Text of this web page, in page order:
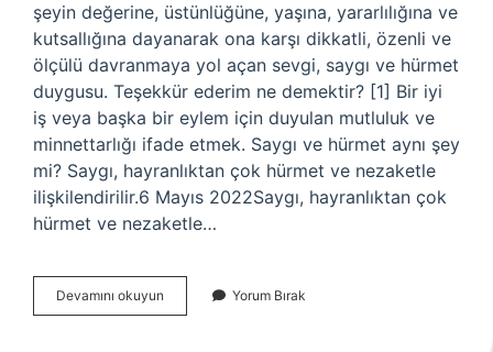
şeyin değerine, üstünlüğüne, yaşına, yararlılığına ve
kutsallığına dayanarak ona karşı dikkatli, özenli ve
ölçülü davranmaya yol açan sevgi, saygı ve hürmet
duygusu. Teşekkür ederim ne demektir? [1] Bir iyi
iş veya başka bir eylem için duyulan mutluluk ve
minnettarlığı ifade etmek. Saygı ve hürmet aynı şey
mi? Saygı, hayranlıktan çok hürmet ve nezaketle
ilişkilendirilir.6 Mayıs 2022Saygı, hayranlıktan çok
hürmet ve nezaketle…
Devamını okuyun
Ederim
Yorum Bırak